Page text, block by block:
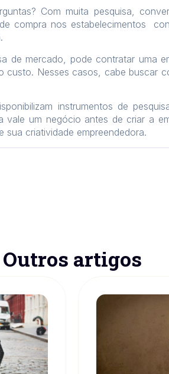
Com muita pesquisa,
compra nos estabelecimentos
de mercado, pode contratar uma
custo. Nesses casos, cabe buscar
instrumentos de
vale um negócio antes de criar a
criatividade empreendedora.
Outros artigos